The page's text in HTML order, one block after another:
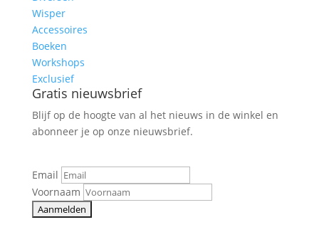
Wisper
Accessoires
Boeken
Workshops
Exclusief
Gratis nieuwsbrief
Blijf op de hoogte van al het nieuws in de winkel en
abonneer je op onze nieuwsbrief.
Email
Voornaam